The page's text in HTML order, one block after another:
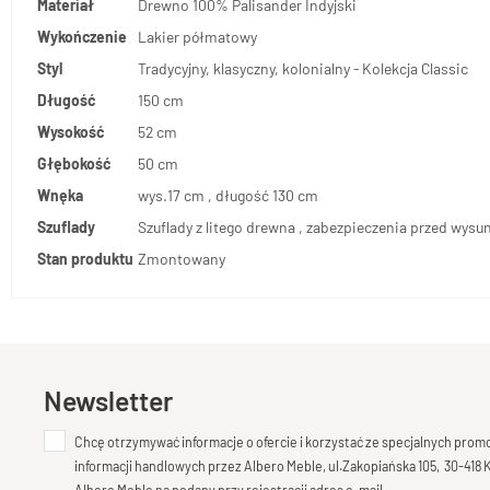
Materiał
Drewno 100% Palisander Indyjski
Wykończenie
Lakier półmatowy
Styl
Tradycyjny, klasyczny, kolonialny - Kolekcja Classic
Długość
150 cm
Wysokość
52 cm
Głębokość
50 cm
Wnęka
wys.17 cm , długość 130 cm
Szuflady
Szuflady z litego drewna , zabezpieczenia przed
Stan produktu Zmontowany
Newsletter
Chcę otrzymywać informacje o ofercie i korzystać ze specjalnych
informacji handlowych przez Albero Meble, ul.Zakopiańska 105, 30-